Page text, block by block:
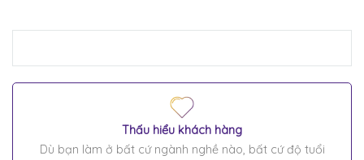
Thấu hiểu khách hàng
Dù bạn làm ở bất cứ ngành nghề nào, bất cứ độ tuổi